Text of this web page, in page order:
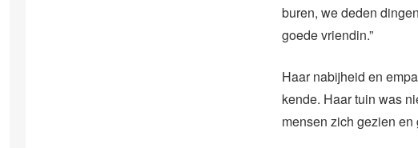
buren, we deden
goede vriendin.”
Haar nabijheid en
kende. Haar tuin was
mensen zich gezien